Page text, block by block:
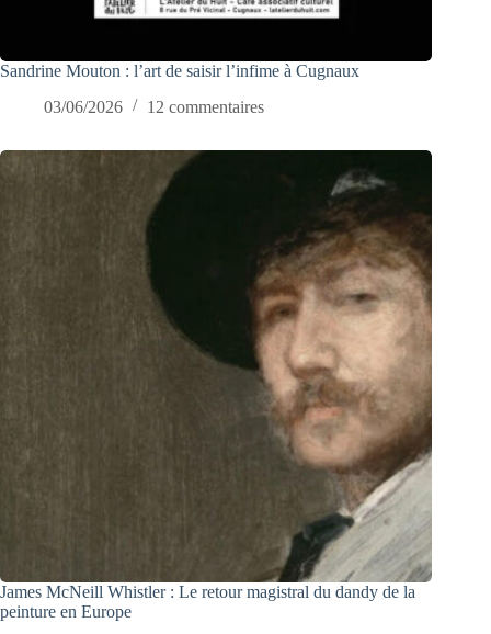
Sandrine Mouton : l’art de saisir l’infime à Cugnaux
03/06/2026
12 commentaires
James McNeill Whistler : Le retour magistral du dandy de la
peinture en Europe